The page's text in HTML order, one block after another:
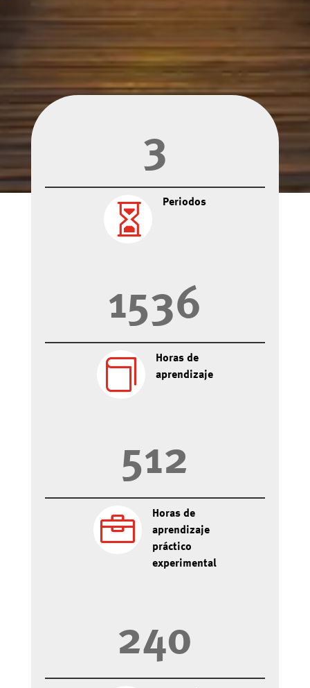
&#x3b;
3
 Periodos
1536

Horas de
aprendizaje
512

Horas de
aprendizaje
práctico
experimental
240